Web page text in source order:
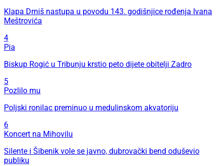
Klapa Drniš nastupa u povodu 143. godišnjice rođenja Ivana
Meštrovića
4
Pia
Biskup Rogić u Tribunju krstio peto dijete obitelji Zadro
5
Pozlilo mu
Poljski ronilac preminuo u medulinskom akvatoriju
6
Koncert na Mihovilu
Silente i Šibenik vole se javno, dubrovački bend oduševio
publiku